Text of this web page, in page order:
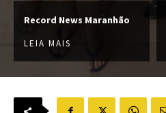
Record News Maranhão
LEIA MAIS